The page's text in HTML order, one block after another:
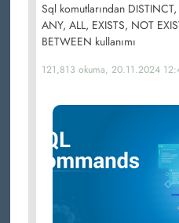
Sql komutlarından
ANY, ALL, EXISTS, NOT
BETWEEN kullanımı
121,813 okuma, 20.11.2024